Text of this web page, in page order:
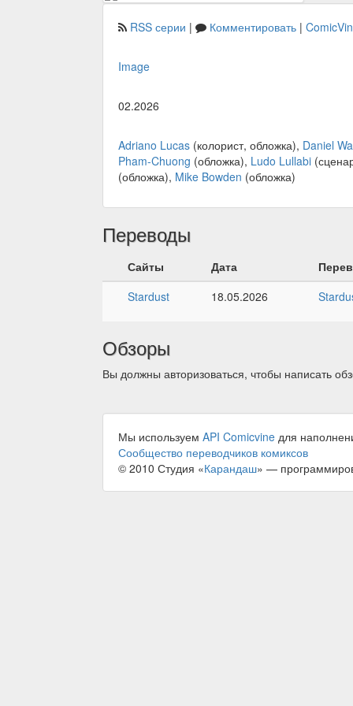
RSS серии | Комментировать |
Image
02.2026
Adriano Lucas (колорист, обложка), Daniel
Pham-Chuong (обложка), Ludo Lullabi
(обложка), Mike Bowden (обложка)
Переводы
Сайты Дата
Stardust
18.05.2026
Обзоры
Вы должны авторизоваться, чтобы написать
Мы используем API Comicvine для
Сообщество переводчиков комиксов
© 2010 Студия «Карандаш» —